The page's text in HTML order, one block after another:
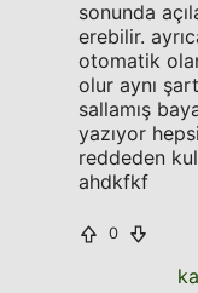
sonunda
erebilir.
otomatik
olur aynı
sallamış
yazıyor
reddeden
ahdkfkf
0